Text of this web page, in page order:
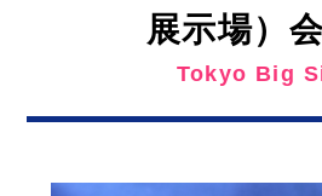
展示場）
Tokyo Big